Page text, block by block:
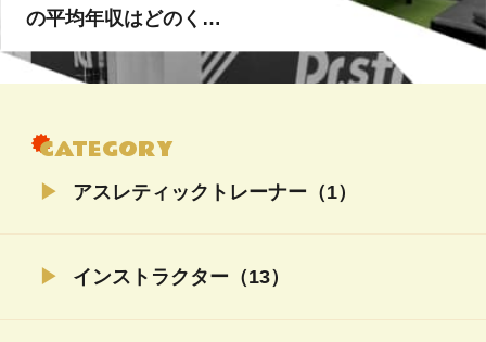
の平均年収はどのくら
い？給料を上げる方法
を紹介
CATEGORY
アスレティックトレーナー（1）
インストラクター（13）